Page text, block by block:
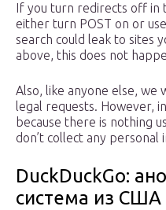
If you turn redirects off in
either turn POST on or
search could leak to sites
above, this does not
Also, like anyone else,
legal requests. However,
because there is nothing
don’t collect any personal
DuckDuckGo:
система из США